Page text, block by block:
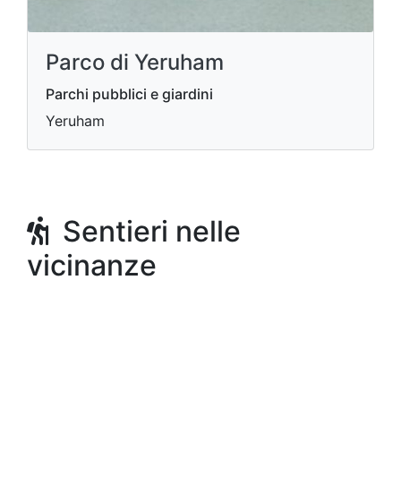
Parco di Yeruham
Parchi pubblici e giardini
Yeruham
Sentieri nelle
vicinanze